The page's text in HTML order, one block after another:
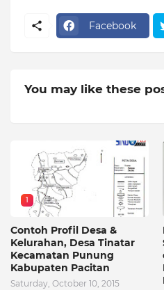
Facebook
You may like these
1
Contoh Profil Desa &
Kelurahan, Desa Tinatar
Kecamatan Punung
Kabupaten Pacitan
Saturday, October 10, 2015